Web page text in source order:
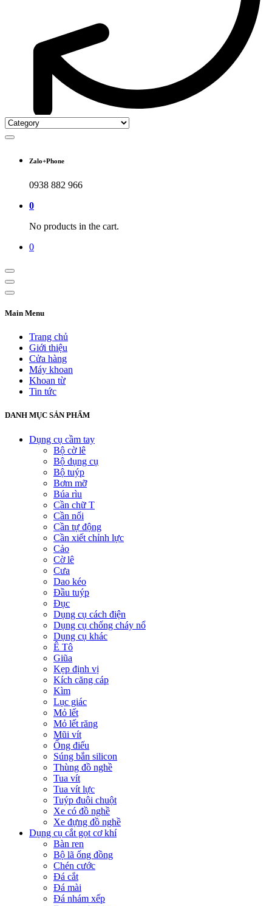
Zalo+Phone
0938 882 966
0
No products in the cart.
0
Main Menu
Trang chủ
Giới thiệu
Cửa hàng
Máy khoan
Khoan từ
Tin tức
DANH MỤC SẢN PHẨM
Dụng cụ cầm tay
Bộ cờ lê
Bộ dụng cụ
Bộ tuýp
Bơm mỡ
Búa rìu
Cần chữ T
Cần nối
Cần tự động
Cần xiết chỉnh lực
Cảo
Cờ lê
Cưa
Dao kéo
Đầu tuýp
Đục
Dụng cụ cách điện
Dụng cụ chống cháy nổ
Dụng cụ khác
Ê Tô
Giũa
Kẹp định vị
Kích căng cáp
Kìm
Lục giác
Mỏ lết
Mỏ lết răng
Mũi vít
Ống điếu
Súng bắn silicon
Thùng đồ nghề
Tua vít
Tua vít lực
Tuýp đuôi chuột
Xe có đồ nghề
Xe đựng đồ nghề
Dụng cụ cắt gọt cơ khí
Bàn ren
Bộ lã ống đồng
Chén cước
Đá cắt
Đá mài
Đá nhám xếp